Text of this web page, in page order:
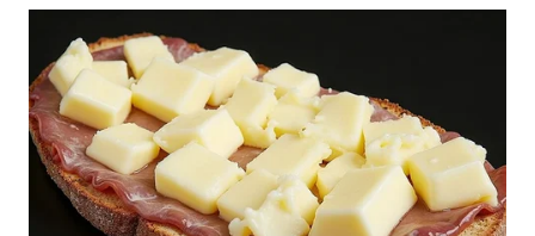
LIKUPANG
WN
LABUANBAJO
WN
BORNEO